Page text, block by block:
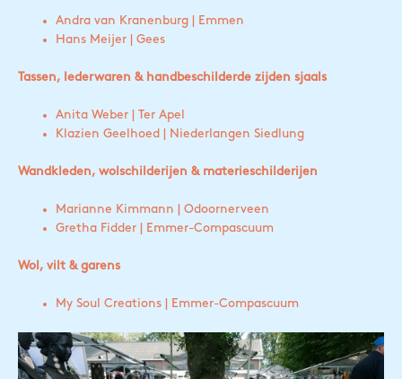
Andra van Kranenburg | Emmen
Hans Meijer | Gees
Tassen, lederwaren & handbeschilderde zijden sjaals
Anita Weber | Ter Apel
Klazien Geelhoed | Niederlangen Siedlung
Wandkleden, wolschilderijen & materieschilderijen
Marianne Kimmann | Odoornerveen
Gretha Fidder | Emmer-Compascuum
Wol, vilt & garens
My Soul Creations | Emmer-Compascuum